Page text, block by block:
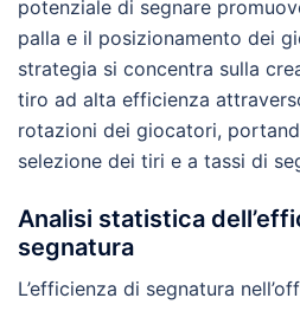
potenziale di segnare
palla e il posizionamento dei
strategia si concentra sulla
tiro ad alta efficienza
rotazioni dei giocatori,
selezione dei tiri e a tassi di
Analisi statistica
segnatura
L’efficienza di segnatura